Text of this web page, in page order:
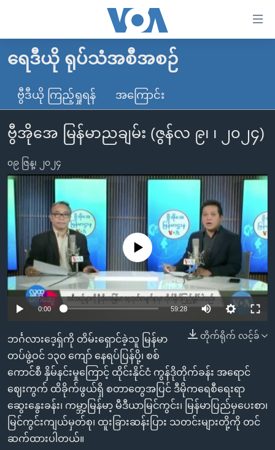
လွယ်ကူ
သည့်
Link
များ
ပင်မ
အကြောင်းအရာ
ကျော်
ကြည့်
ပင်မ
အ
ညွန်း
စာမျက်နှာ
ကျော်
ကြည့်
ရန်
ရှာဖွေ
ရန်
နေရာ
သို့
မူလစာမျက်နှာ
မြန်မာ
ကမ္ဘာ့သတင်းများ
နိုင်ငံတကာ
တရုတ်
အစ္စရေး-ပါလက်စတိုင်း
ဗွီဒီယို
ရပ်ဝန်းတခု လမ်းတခု အလွန်
အင်္ဂလိပ်စာလေ့လာမယ်
အမေရိကန်သုံးအီဒီယံ
မကြေးမုံရဲ့ အင်္ဂလိပ်စာ
ရုပ်ရှင်ထဲက အင်္ဂလိပ်စာ
သုတပဒေသာ အင်္ဂလိပ်စာ
အပတ်စဉ်ကဏ္ဍများ
ရေဒီယို
တီဗွီ
ရေဒီယိုနှင့်ရုပ်သံ အချက်အလက်များ
ရေဒီယို/တီဗွီအစီအစဉ်
Learning English
ဘာသာစကားများ
ရေဒီယို ရုပ်သံအစီအစဉ်
ဗွီဒီယို ကြည့်ရှုရန် အကြောင်း
ဗွီအိုအေ မြန်မာညချမ်း (ဇွန်လ ၉၊ ၊ ၂၀၂၄)
၀၉ ဇြန္၊ ၂၀၂၄
No media source currently available
0:00 59:28
တိုက်ရိုက် လင့်ခ်
ဘင်္ဂလားဒေ့ရှ်ကို တိမ်းရှောင်ခဲ့သူ မြန်မာ
တပ်ဖွဲ့ဝင် ၁၃၀ ကျော် နေရပ်ပြန်ပို့၊ စစ်
ကောင်စီ နှိမ်နင်းမှုကြောင့် ထိုင်းနိုင်ငံ ကွန်ဒိုတိုက်ခန်း အရောင်
ဈေးကွက် ထိခိုက်ဖွယ်ရှိ စတာတွေအပြင် ဒီမိုကရေစီရေးရာ
ဆွေးနွေးခန်း၊ ကမ္ဘာ့မြန်မာ့ မီဒီယာမြင်ကွင်း၊ မြန်မာပြည်မှပေးစာ၊
မြင်ကွင်းကျယ်မှတ်စု၊ ထူးခြားဆန်းပြား သတင်းများတို့ကို တင်
ဆက်ထားပါတယ်။